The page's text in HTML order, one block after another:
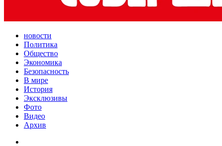
новости
Политика
Общество
Экономика
Безопасность
В мире
История
Эксклюзивы
Фото
Видео
Архив